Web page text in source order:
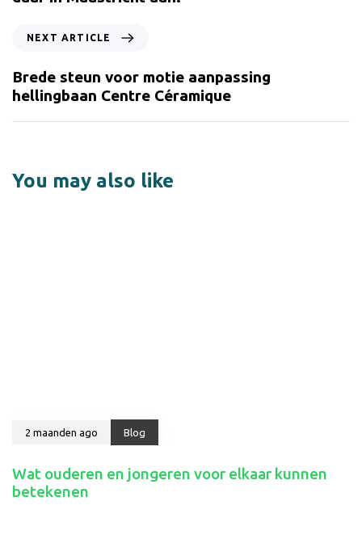
NEXT ARTICLE
Brede steun voor motie aanpassing
hellingbaan Centre Céramique
You may also like
2 maanden ago Blog
Wat ouderen en jongeren voor elkaar kunnen
betekenen